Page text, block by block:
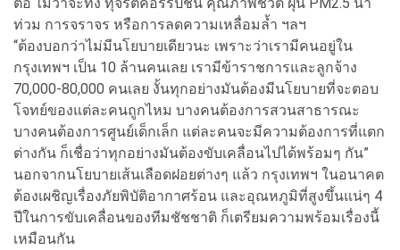
ท่วม การจราจร หรือการลดความเหลื่อมล้ำ ฯลฯ
“ต้องบอกว่าไม่มีนโยบายเดียวนะ เพราะว่าเรามีคนอยู่ใน
กรุงเทพฯ เป็น 10 ล้านคนเลย เรามีข้าราชการและลูกจ้าง
70,000-80,000 คนเลย งั้นทุกอย่างมันต้องมีนโยบายที่จะตอบ
โจทย์ของแต่ละคนถูกไหม บางคนต้องการสวนสาธารณะ
บางคนต้องการศูนย์เด็กเล็ก แต่ละคนจะมีความต้องการที่แตก
ต่างกัน ก็เชื่อว่าทุกอย่างมันต้องขับเคลื่อนไปได้พร้อมๆ กัน”
นอกจากนโยบายเส้นเลือดฝอยต่างๆ แล้ว กรุงเทพฯ ในอนาคต
ต้องเผชิญเรื่องภัยพิบัติอากาศร้อน และอุณหภูมิที่สูงขึ้นแน่ๆ 4
ปีในการขับเคลื่อนของทีมชัชชาติ ก็เตรียมความพร้อมเรื่องนี้
เหมือนกัน